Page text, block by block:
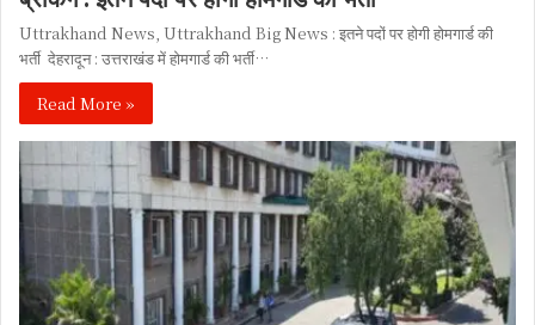
Uttrakhand News, Uttrakhand Big News : इतने पदों पर होगी होमगार्ड की
भर्ती देहरादून : उत्तराखंड में होमगार्ड की भर्ती…
Read More »